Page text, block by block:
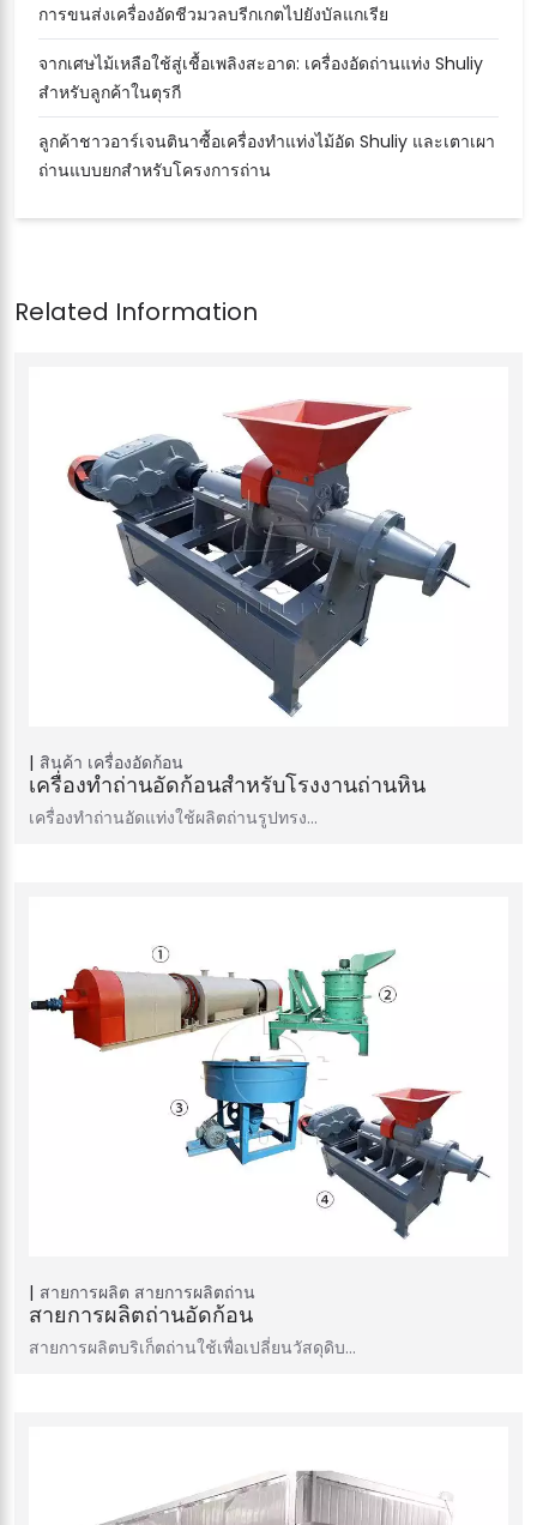
การขนส่งเครื่องอัดชีวมวลบรีกเกตไปยังบัลแกเรีย
จากเศษไม้เหลือใช้สู่เชื้อเพลิงสะอาด: เครื่องอัดถ่านแท่ง Shuliy
สำหรับลูกค้าในตุรกี
ลูกค้าชาวอาร์เจนตินาซื้อเครื่องทำแท่งไม้อัด Shuliy และเตาเผา
ถ่านแบบยกสำหรับโครงการถ่าน
สินค้า เครื่องอัดก้อน
เครื่องทำถ่านอัดก้อนสำหรับโรงงานถ่านหิน
เครื่องทำถ่านอัดแท่งใช้ผลิตถ่านรูปทรง…
สายการผลิต สายการผลิตถ่าน
สายการผลิตถ่านอัดก้อน
สายการผลิตบริเก็ตถ่านใช้เพื่อเปลี่ยนวัสดุดิบ…